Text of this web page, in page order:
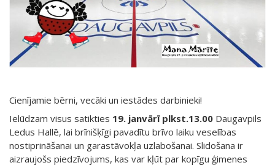
Cienījamie bērni, vecāki un iestādes darbinieki!
Ielūdzam visus satikties 19. janvārīplkst.13.00 Daugavpils
Ledus Hallē, lai brīnišķīgi pavadītu brīvo laiku veselības
nostiprināšanai un garastāvokļa uzlabošanai. Slidošana ir
aizraujošs piedzīvojums, kas var kļūt par kopīgu ģimenes